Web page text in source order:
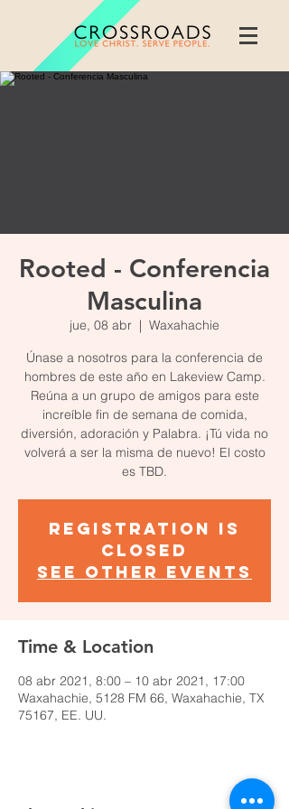
Rooted - Conferencia
Masculina
jue, 08 abr
  |
Waxahachie
Únase a nosotros para la conferencia de
hombres de este año en Lakeview Camp.
Reúna a un grupo de amigos para este
increíble fin de semana de comida,
diversión, adoración y Palabra. ¡Tú vida no
volverá a ser la misma de nuevo! El costo
es TBD.
Registration is
Closed
See other events
Time & Location
08 abr 2021, 8:00 – 10 abr 2021, 17:00
Waxahachie, 5128 FM 66, Waxahachie, TX
75167, EE. UU.